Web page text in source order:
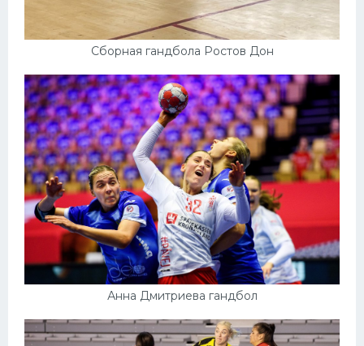
Сборная гандбола Ростов Дон
Анна Дмитриева гандбол